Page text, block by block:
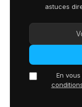
astuces
En